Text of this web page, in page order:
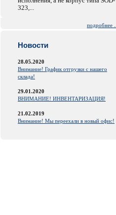
323,...
подробнее ...
Новости
28.05.2020
Внимание! График отгрузки с нашего
склада!
29.01.2020
ВНИМАНИЕ! ИНВЕНТАРИЗАЦИЯ!
21.02.2019
Внимание! Мы переехали в новый офис!